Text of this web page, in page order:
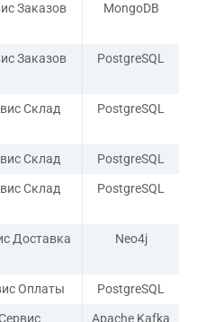
Заказов MongoDB
Заказов PostgreSQL
Склад PostgreSQL
Склад PostgreSQL
Склад PostgreSQL
Доставка Neo4j
Оплаты PostgreSQL
Apache Kafka